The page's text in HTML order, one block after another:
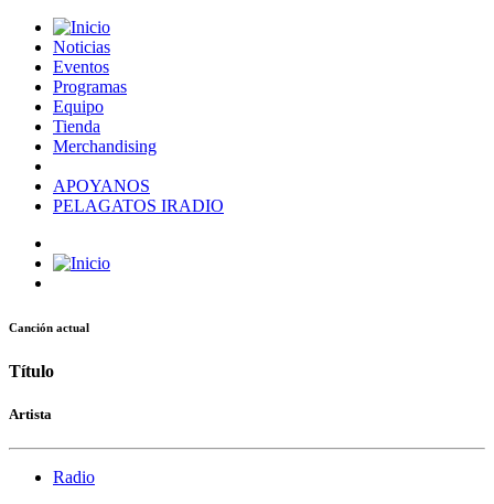
Noticias
Eventos
Programas
Equipo
Tienda
Merchandising
APOYANOS
PELAGATOS IRADIO
Canción actual
Título
Artista
Radio